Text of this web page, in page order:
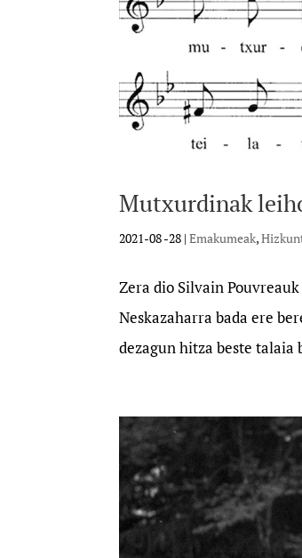
Mutxurdinak
2021-08 -28 |Emakumeak,
Zera dio Silvain
Neskazaharra bada ere
dezagun hitza beste